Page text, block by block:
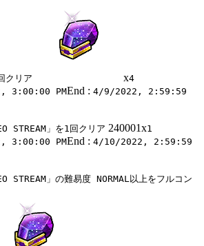
クリア x4
3:00:00 PMEnd : 4/9/2022, 2:59:59
STREAM」を1回クリア 240001x1
3:00:00 PMEnd : 4/10/2022, 2:59:59
STREAM」の難易度 NORMAL以上をフルコン